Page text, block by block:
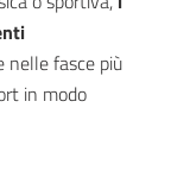
nelle fasce più
in modo